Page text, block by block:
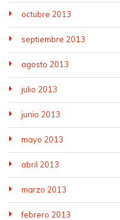
octubre 2013
septiembre 2013
agosto 2013
julio 2013
junio 2013
mayo 2013
abril 2013
marzo 2013
febrero 2013